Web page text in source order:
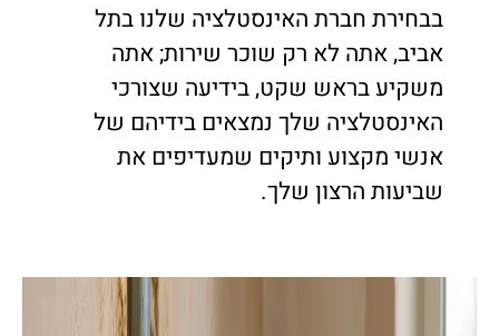
בבחירת חברת האינסטלציה שלנו בתל
אביב, אתה לא רק שוכר שירות; אתה
משקיע בראש שקט, בידיעה שצורכי
האינסטלציה שלך נמצאים בידיהם של
אנשי מקצוע ותיקים שמעדיפים את
שביעות הרצון שלך.